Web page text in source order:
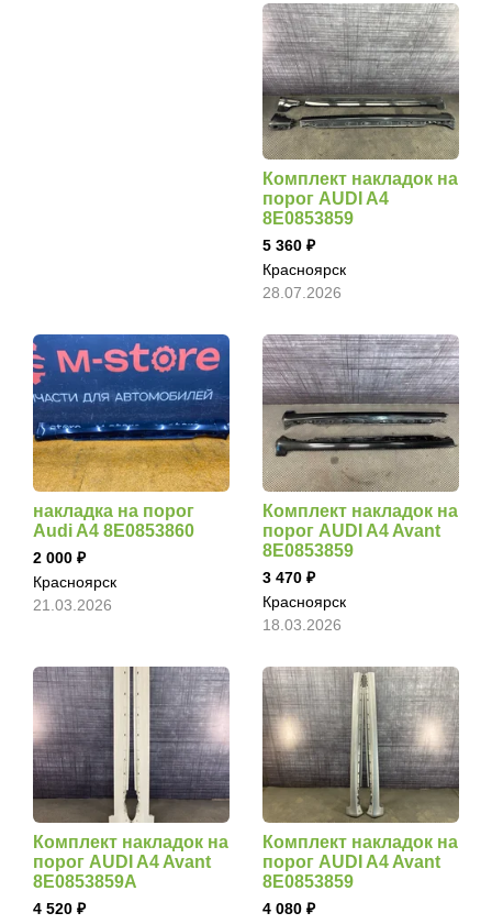
Комплект накладок на
порог AUDI A4
8E0853859
5 360
Красноярск
28.07.2026
накладка на порог
Audi A4 8E0853860
2 000
Красноярск
21.03.2026
Комплект накладок на
порог AUDI A4 Avant
8E0853859
3 470
Красноярск
18.03.2026
Комплект накладок на
порог AUDI A4 Avant
8E0853859A
4 520
Комплект накладок на
порог AUDI A4 Avant
8E0853859
4 080